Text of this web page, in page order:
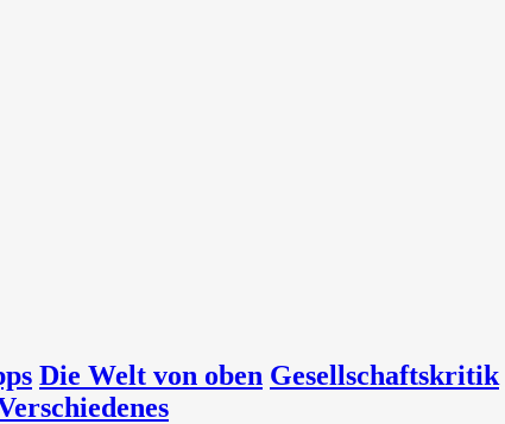
Die Welt von oben Gesellschaftskritik